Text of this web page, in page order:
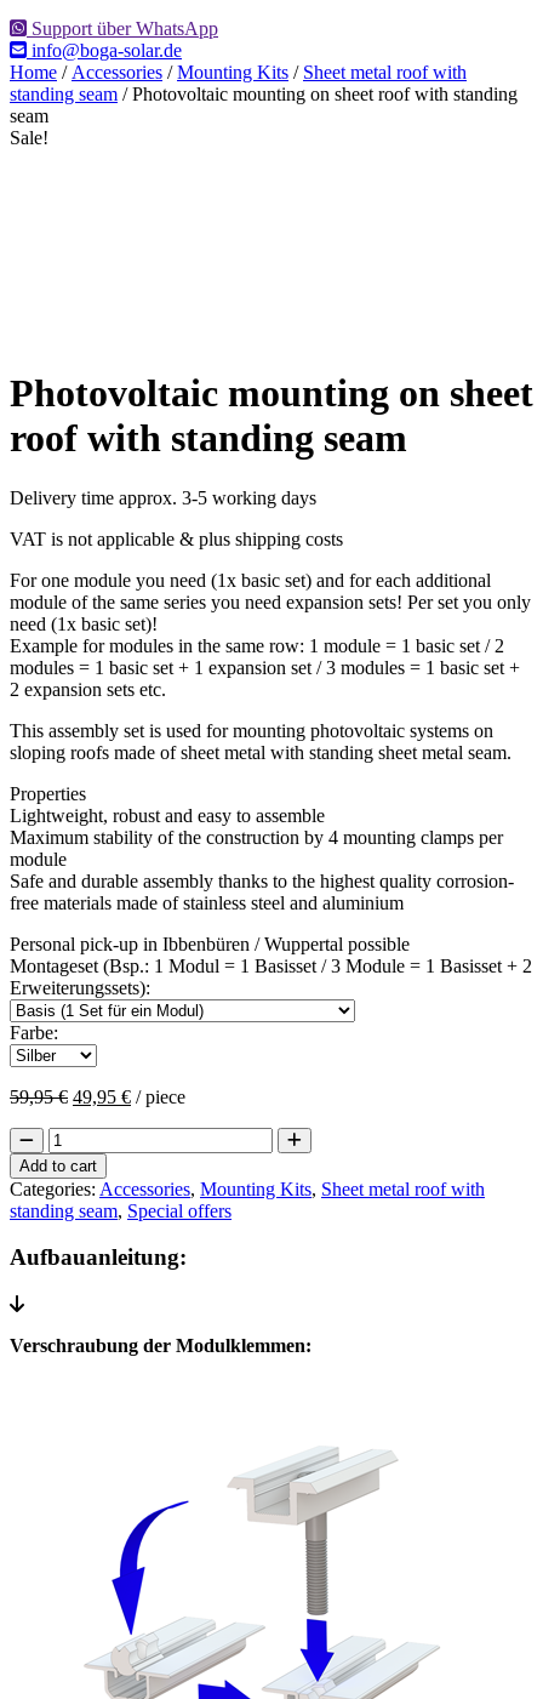
Support über WhatsApp
info@boga-solar.de
Home / Accessories /Mounting Kits / Sheet metal roof with
standing seam / Photovoltaic mounting on sheet roof with standing
seam
Sale!
Photovoltaic mounting on sheet
roof with standing seam
Delivery time approx. 3-5 working days
VAT is not applicable & plus shipping costs
For one module you need (1x basic set) and for each additional
module of the same series you need expansion sets! Per set you only
need (1x basic set)!
Example for modules in the same row: 1 module = 1 basic set / 2
modules = 1 basic set + 1 expansion set / 3 modules = 1 basic set +
2 expansion sets etc.
This assembly set is used for mounting photovoltaic systems on
sloping roofs made of sheet metal with standing sheet metal seam.
Properties
Lightweight, robust and easy to assemble
Maximum stability of the construction by 4 mounting clamps per
module
Safe and durable assembly thanks to the highest quality corrosion-
free materials made of stainless steel and aluminium
Personal pick-up in Ibbenbüren / Wuppertal possible
Montageset (Bsp.: 1 Modul = 1 Basisset / 3 Module = 1 Basisset + 2
Erweiterungssets):
Farbe:
59,95€ Original
59,95 €.
49,95 €Current
/ piece
Photovoltaic
mounting
on
sheet
roof
with
standing
quantity
Add to cart
Categories: Accessories, Mounting Kits, Sheet metal roof with
standing seam, Special offers
Aufbauanleitung:
Verschraubung der Modulklemmen: